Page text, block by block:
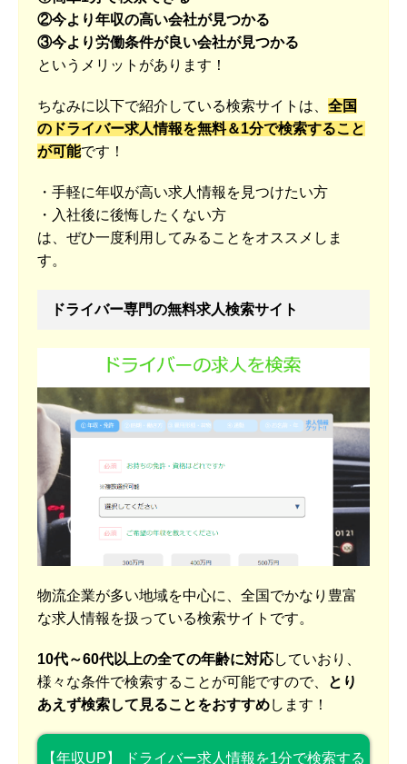
②今より年収の高い会社が見つかる
③今より労働条件が良い会社が見つかる
というメリットがあります！
ちなみに以下で紹介している検索サイトは、 全国
のドライバー求人情報を無料＆1分で検索すること
が可能です！
・手軽に年収が高い求人情報を見つけたい方
・入社後に後悔したくない方
は、ぜひ一度利用してみることをオススメしま
す。
ドライバー専門の無料求人検索サイト
物流企業が多い地域を中心に、全国でかなり豊富
な求人情報を扱っている検索サイトです。
10代～60代以上の全ての年齢に対応していおり、
様々な条件で検索することが可能ですので、
とり
あえず検索して見ることをおすすめします！
【年収UP】 ドライバー求人情報を1分で検索する